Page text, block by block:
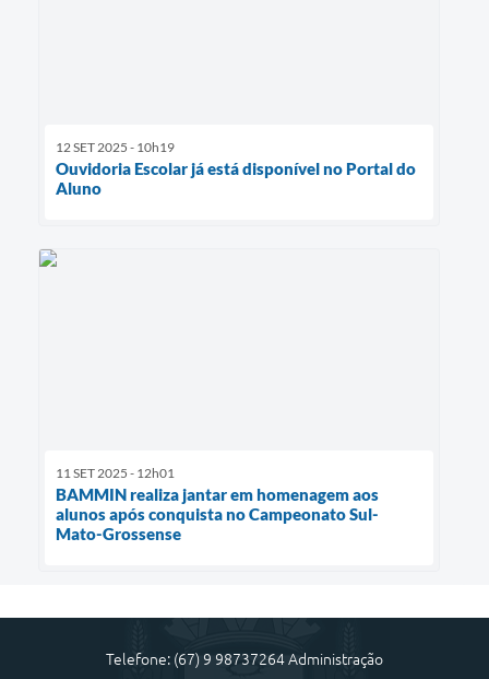
12 SET 2025 - 10h19
Ouvidoria Escolar já está disponível no Portal do
Aluno
11 SET 2025 - 12h01
BAMMIN realiza jantar em homenagem aos
alunos após conquista no Campeonato Sul-
Mato-Grossense
Telefone: (67) 9 98737264 Administração